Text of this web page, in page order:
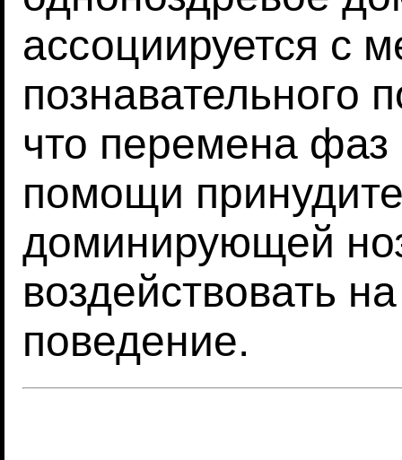
ассоциируется с
познавательного
что перемена фаз
помощи
доминирующей
воздействовать
поведение.